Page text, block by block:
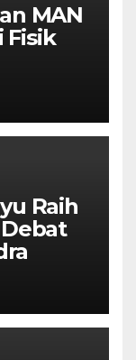
MAN
Fisik
Raih